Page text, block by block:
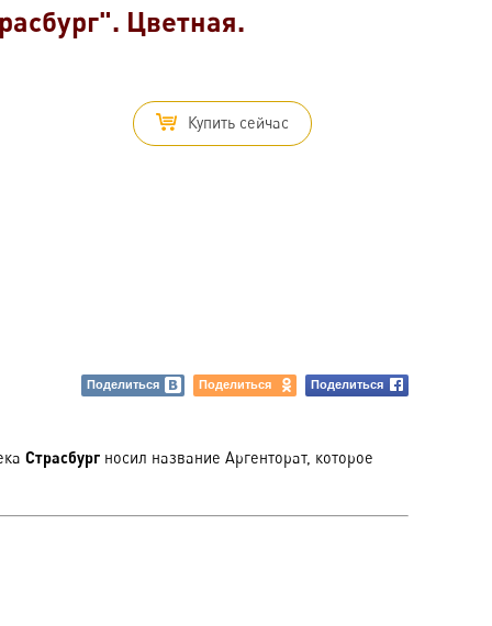
Цветная.
Купить сейчас
Поделиться Поделиться Поделиться
Страсбург носил название Аргенторат, которое